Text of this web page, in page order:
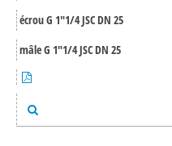
écrou G 1"1/4 JSC DN 25
mâle G 1"1/4 JSC DN 25